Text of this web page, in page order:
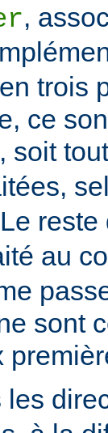
,
trois
ce
, soit
au
sont
les